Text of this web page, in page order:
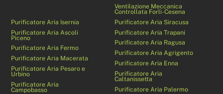
Ventilazione Meccanica
Controllata Forlì-Cesena
Purificatore Aria Isernia
Purificatore Aria Ascoli
Piceno
Purificatore Aria Fermo
Purificatore Aria Macerata
Purificatore Aria Pesaro e
Urbino
Purificatore Aria
Campobasso
Purificatore Aria Siracusa
Purificatore Aria Trapani
Purificatore Aria Ragusa
Purificatore Aria Agrigento
Purificatore Aria Enna
Purificatore Aria
Caltanissetta
Purificatore Aria Palermo